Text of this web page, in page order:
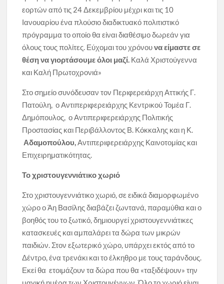
εορτών από τις 24 Δεκεμβρίου μέχρι και τις 10
Ιανουαρίου ένα πλούσιο διαδικτυακό πολιτιστικό
πρόγραμμα το οποίο θα είναι διαθέσιμο δωρεάν για
όλους τους πολίτες. Εύχομαι του χρόνουνα είμαστε σε
θέση να γιορτάσουμε όλοι μαζί. Καλά Χριστούγεννα
και Καλή Πρωτοχρονιά»
Στο σημείο συνόδευσαν τον Περιφερειάρχη Αττικής Γ.
Πατούλη, ο Αντιπεριφερειάρχης Κεντρικού Τομέα Γ.
Δημόπουλος, ο Αντιπεριφερειάρχης Πολιτικής
Προστασίας και Περιβάλλοντος Β. Κόκκαλης και η Κ.
Αδαμοπούλου,Αντιπεριφερειάρχης Καινοτομίας και
Επιχειρηματικότητας.
Το χριστουγεννιάτικο χωριό
Στο χριστουγεννιάτικο χωριό, σε ειδικά διαμορφωμένο
χώρο ο Άη Βασίλης διαβάζει ζωντανά, παραμύθια και ο
βοηθός του το ξωτικό, δημιουργεί χριστουγεννιάτικες
κατασκευές και αμπαλάρει τα δώρα των μικρών
παιδιών. Στον εξωτερικό χώρο, υπάρχει εκτός από το
Δέντρο, ένα τρενάκι και το έλκηθρο με τους ταράνδους.
Εκεί θα ετοιμάζουν τα δώρα που θα «ταξιδέψουν» την